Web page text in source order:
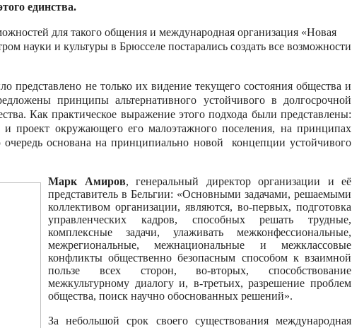
единства.
для такого общения и международная организация «Новая
науки и культуры в Брюсселе постарались создать все возможности
представлено не только их видение текущего состояния общества и
принципы альтернативного устойчивого в долгосрочной
Как практическое выражение этого подхода были представлены:
и проект окружающего его малоэтажного поселения, на принципах
основана на принципиально новой концепции устойчивого
Марк Амиров, генеральный директор организации и её
представитель в Бельгии: «Основными задачами, решаемыми
коллективом организации, являются, во-первых, подготовка
управленческих кадров, способных решать трудные,
комплексные задачи, улаживать межконфессиональные,
межрегиональные, межнациональные и межклассовые
конфликты общественно безопасным способом к взаимной
пользе всех сторон, во-вторых, способствование
межкультурному диалогу и, в-третьих, разрешение проблем
общества, поиск научно обоснованных решений».
За небольшой срок своего существования международная